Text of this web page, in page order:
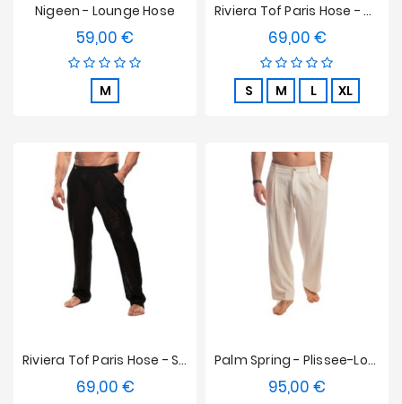
Nigeen - Lounge Hose
59,00 €
M
Riviera Tof Paris Hose - Weiß
69,00 €Preis
S M L XL
Riviera Tof Paris Hose - Schwarz
69,00 €Preis
Palm Spring - Plissee-Loungehose - Vanille
95,00 €